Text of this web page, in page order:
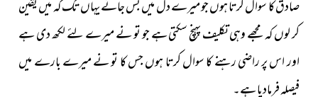
صادق کا سوال کرتا ہوں جو میرے دل میں بس جائے یہاں تک کہ میں یقین
کر لوں کہ مجھے وہی تکلیف پہنچ سکتی ہے جو تو نے میرے لئے لکھ دی ہے
اور اس پر راضی رہنے کا سوال کرتا ہوں جس کا تو نے میرے بارے میں
فیصلہ فرمادیا ہے۔